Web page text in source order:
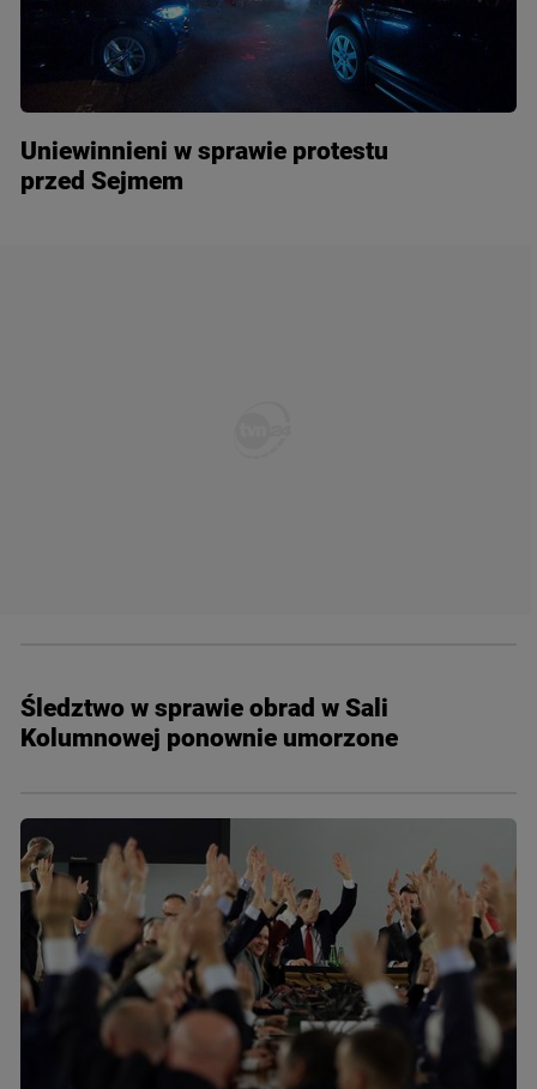
Uniewinnieni w sprawie protestu
przed Sejmem
Śledztwo w sprawie obrad w Sali
Kolumnowej ponownie umorzone